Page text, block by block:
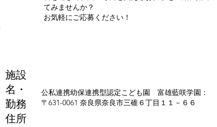
てみませんか？
お気軽にご応募ください！
施設
名・
勤務
住所
公私連携幼保連携型認定こども園 富雄藍咲学園：
〒631-0061 奈良県奈良市三碓６丁目１１－６６